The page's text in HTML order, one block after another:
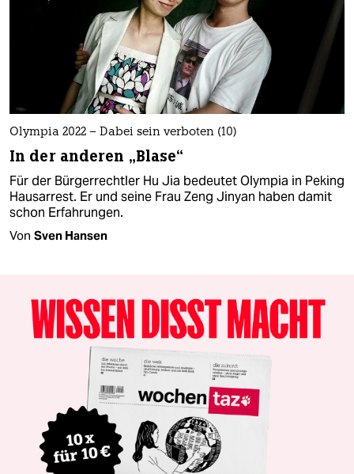
Olympia 2022 – Dabei sein verboten (10)
In der anderen „Blase“
Für der Bürgerrechtler Hu Jia bedeutet Olympia in Peking
Hausarrest. Er und seine Frau Zeng Jinyan haben damit
schon Erfahrungen.
Von Sven Hansen